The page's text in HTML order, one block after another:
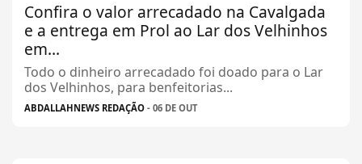
Confira o valor arrecadado na Cavalgada
e a entrega em Prol ao Lar dos Velhinhos
em...
Todo o dinheiro arrecadado foi doado para o Lar
dos Velhinhos, para benfeitorias...
ABDALLAHNEWS REDAÇÃO - 06 DE OUT